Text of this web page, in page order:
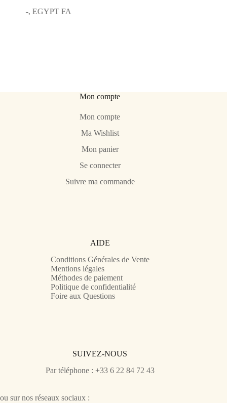
Mon compte
Mon compte
Ma Wishlist
Mon panier
Se connecter
Suivre ma commande
AIDE
Conditions Générales de Vente
Mentions légales
Méthodes de paiement
Politique de confidentialité
Foire aux Questions
SUIVEZ-NOUS
Par téléphone : +33 6 22 84 72 43
ou sur nos réseaux sociaux :